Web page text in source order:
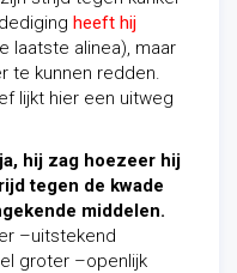
heeft hij
laatste alinea), maar
te kunnen redden.
lijkt hier een uitweg
hij zag hoezeer hij
tegen de kwade
middelen.
–uitstekend
groter –openlijk